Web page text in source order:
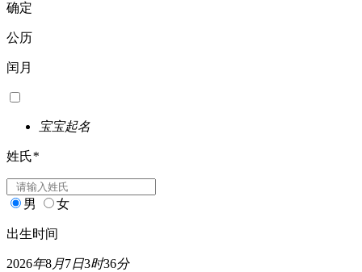
确定
公历
闰月
宝宝起名
姓氏*
男 女
出生时间
2026年8月7日3时36分